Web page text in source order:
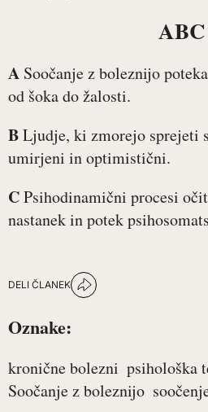
ABC
A Soočanje z boleznijo
od šoka do žalosti.
BLjudje, ki zmorejo sprejeti
umirjeni in optimistični.
CPsihodinamični procesi
nastanek in potek
DELI ČLANEK
Oznake:
kronične bolezni psihološka
Soočanje z boleznijo